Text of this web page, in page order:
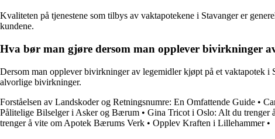
Kvaliteten på tjenestene som tilbys av vaktapotekene i Stavanger er
kundene.
Hva bør man gjøre dersom man opplever bivirkninger
Dersom man opplever bivirkninger av legemidler kjøpt på et vaktapotek
alvorlige bivirkninger.
Forståelsen av Landskoder og Retningsnumre: En Omfattende Guide •
Pålitelige Bilselger i Asker og Bærum • Gina Tricot i Oslo: Alt du trenger
trenger å vite om Apotek Bærums Verk • Opplev Kraften i Lillehammer•